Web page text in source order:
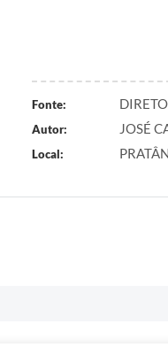
Fonte:
Autor: JOSÉ
Local: